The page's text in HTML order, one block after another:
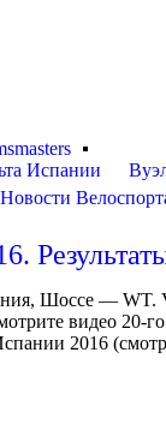
Испании
Новости
Шоссе — WT.
видео 20-
2016